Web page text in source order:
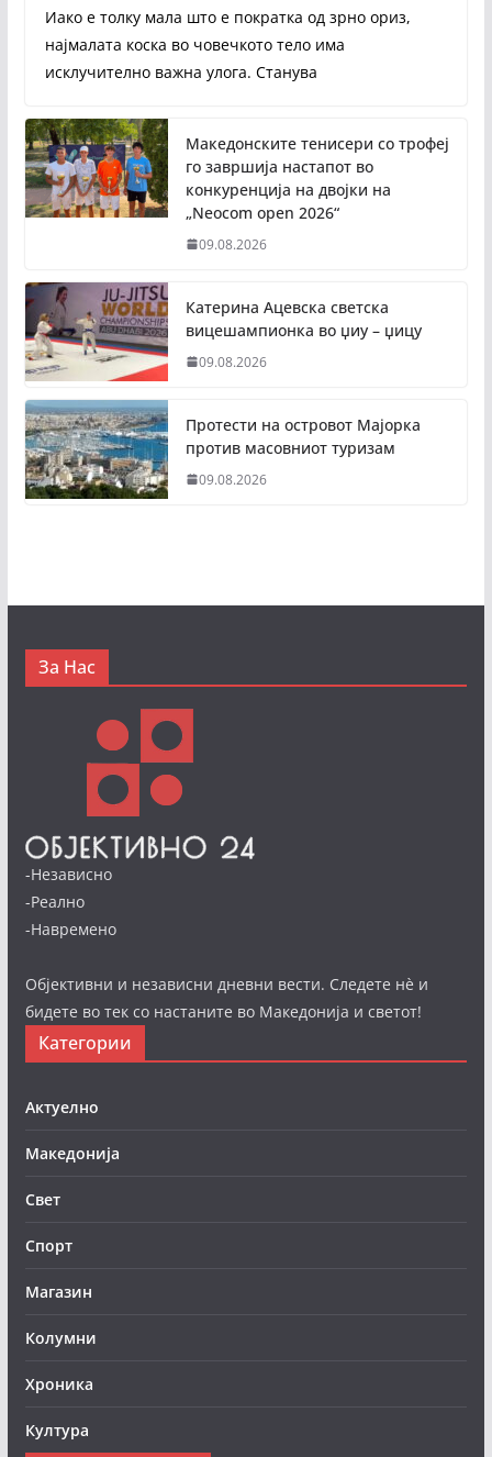
Иако е толку мала што е пократка од зрно ориз,
најмалата коска во човечкото тело има
исклучително важна улога. Станува
Македонските тенисери со трофеј
го завршија настапот во
конкуренција на двојки на
„Neocom open 2026“
09.08.2026
Катерина Ацевска светска
вицешампионка во џиу – џицу
09.08.2026
Протести на островот Мајорка
против масовниот туризам
09.08.2026
За Нас
-Независно
-Реално
-Навремено
Објективни и независни дневни вести. Следете нè и
бидете во тек со настаните во Македонија и светот!
Категории
Актуелно
Македонија
Свет
Спорт
Магазин
Колумни
Хроника
Култура